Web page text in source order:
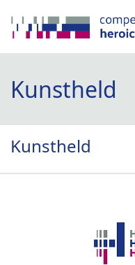
Kunstheld
Kunstheld